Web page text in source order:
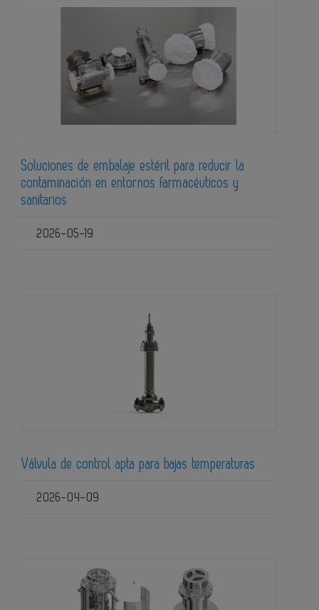
Soluciones de embalaje estéril para reducir la
contaminación en entornos farmacéuticos y
sanitarios
2026-05-19
Válvula de control apta para bajas temperaturas
2026-04-09